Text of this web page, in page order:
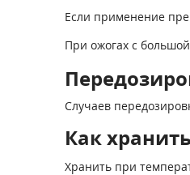
Если применение
При ожогах с
Случаев
Как
Хранить при